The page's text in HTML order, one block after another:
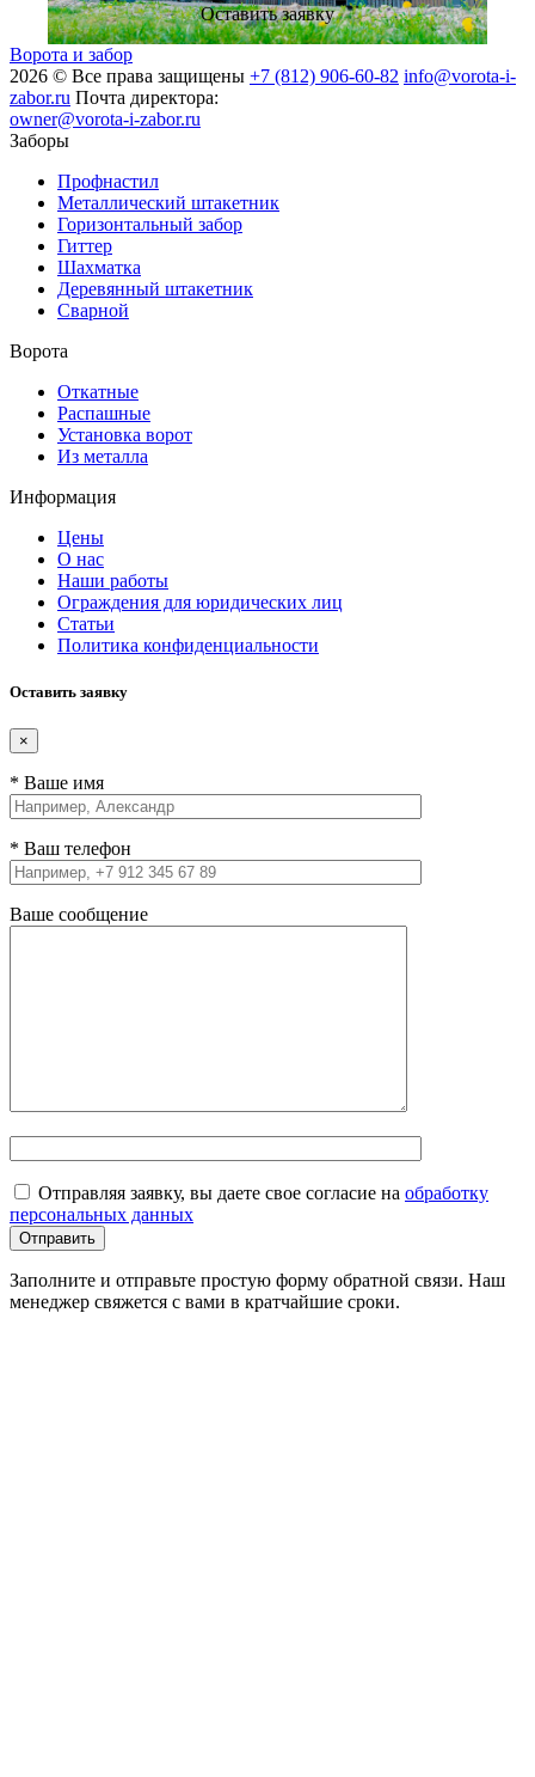
Оставить заявку
Ворота и забор
2026 © Все права защищены +7 (812) 906-60-82 info@vorota-i-
zabor.ru Почта директора:
owner@vorota-i-zabor.ru
Заборы
Профнастил
Металлический штакетник
Горизонтальный забор
Гиттер
Шахматка
Деревянный штакетник
Сварной
Ворота
Откатные
Распашные
Установка ворот
Из металла
Информация
Цены
О нас
Наши работы
Ограждения для юридических лиц
Статьи
Политика конфиденциальности
Оставить заявку
×
* Ваше имя
* Ваш телефон
Ваше сообщение
Отправляя заявку, вы даете свое согласие на обработку
персональных данных
Заполните и отправьте простую форму обратной связи. Наш
менеджер свяжется с вами в кратчайшие сроки.